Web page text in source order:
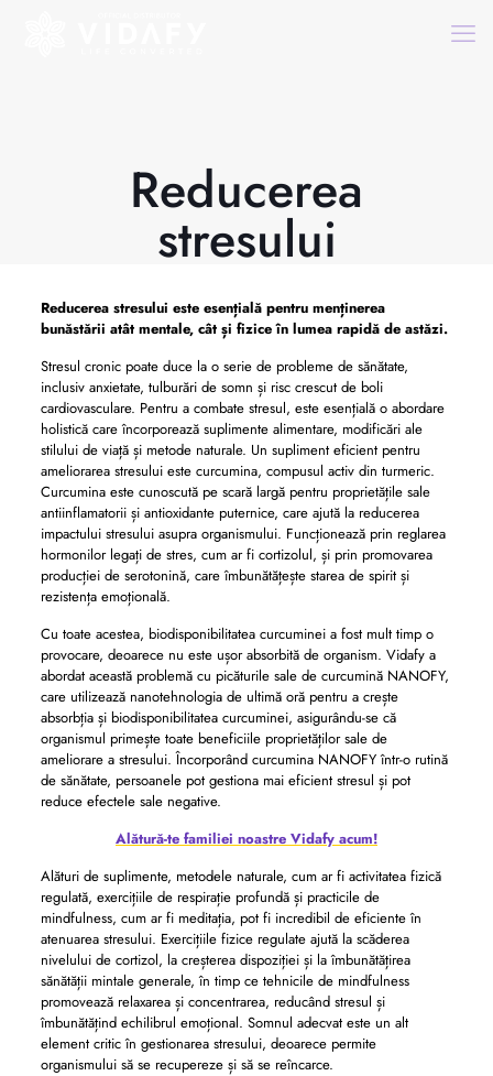
Reducerea
stresului
Reducerea stresului este esențială pentru menținerea
bunăstării atât mentale, cât și fizice în lumea rapidă de astăzi.
Stresul cronic poate duce la o serie de probleme de sănătate,
inclusiv anxietate, tulburări de somn și risc crescut de boli
cardiovasculare. Pentru a combate stresul, este esențială o abordare
holistică care încorporează suplimente alimentare, modificări ale
stilului de viață și metode naturale. Un supliment eficient pentru
ameliorarea stresului este curcumina, compusul activ din turmeric.
Curcumina este cunoscută pe scară largă pentru proprietățile sale
antiinflamatorii și antioxidante puternice, care ajută la reducerea
impactului stresului asupra organismului. Funcționează prin reglarea
hormonilor legați de stres, cum ar fi cortizolul, și prin promovarea
producției de serotonină, care îmbunătățește starea de spirit și
rezistența emoțională.
Cu toate acestea, biodisponibilitatea curcuminei a fost mult timp o
provocare, deoarece nu este ușor absorbită de organism. Vidafy a
abordat această problemă cu picăturile sale de curcumină NANOFY,
care utilizează nanotehnologia de ultimă oră pentru a crește
absorbția și biodisponibilitatea curcuminei, asigurându-se că
organismul primește toate beneficiile proprietăților sale de
ameliorare a stresului. Încorporând curcumina NANOFY într-o rutină
de sănătate, persoanele pot gestiona mai eficient stresul și pot
reduce efectele sale negative.
Alătură-te familiei noastre Vidafy acum!
Alături de suplimente, metodele naturale, cum ar fi activitatea fizică
regulată, exercițiile de respirație profundă și practicile de
mindfulness, cum ar fi meditația, pot fi incredibil de eficiente în
atenuarea stresului. Exercițiile fizice regulate ajută la scăderea
nivelului de cortizol, la creșterea dispoziției și la îmbunătățirea
sănătății mintale generale, în timp ce tehnicile de mindfulness
promovează relaxarea și concentrarea, reducând stresul și
îmbunătățind echilibrul emoțional. Somnul adecvat este un alt
element critic în gestionarea stresului, deoarece permite
organismului să se recupereze și să se reîncarce.